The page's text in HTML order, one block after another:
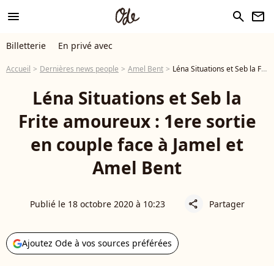
menu search newsletter
Billetterie En privé avec
Accueil Dernières news people Amel Bent Léna Situations et Seb la Frite amoureux : 1ere sortie en couple face à Jamel et Amel Bent
Léna Situations et Seb la
Frite amoureux : 1ere sortie
en couple face à Jamel et
Amel Bent
Publié le 18 octobre 2020 à 10:23 share Partager
Ajoutez Ode à vos sources préférées